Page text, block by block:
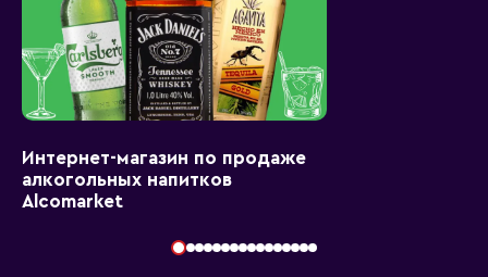
Интернет-магазин по продаже
алкогольных напитков
Alcomarket